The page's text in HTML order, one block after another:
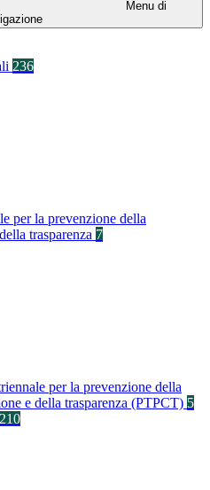
Menu di
236
per la prevenzione della
trasparenza 7
per la prevenzione della
e della trasparenza (PTPCT) 5
210